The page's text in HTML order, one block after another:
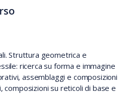
Struttura geometrica e
ricerca su forma e immagine
assemblaggi e composizioni
composizioni su reticoli di base e